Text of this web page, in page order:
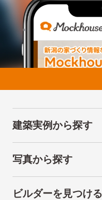
建築実例から探す
写真から探す
ビルダーを見つける